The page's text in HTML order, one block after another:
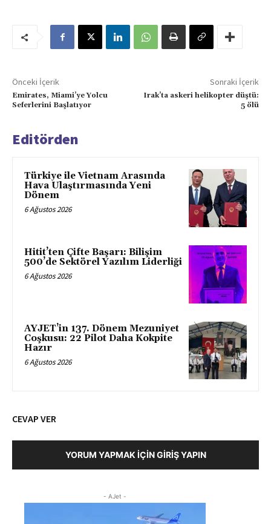
Önceki İçerik
Emirates, Miami’ye Yolcu
Seferlerini Başlatıyor
Sonraki İçerik
Irak’ta askeri helikopter düştü:
5 ölü
Editörden
Türkiye ile Vietnam Arasında
Hava Ulaştırmasında Yeni
Dönem
6 Ağustos 2026
Hitit’ten Çifte Başarı: Bilişim
500’de Sektörel Yazılım Liderliği
6 Ağustos 2026
AYJET’in 137. Dönem Mezuniyet
Coşkusu: 22 Pilot Daha Kokpite
Hazır
6 Ağustos 2026
CEVAP VER
YORUM YAPMAK İÇIN GIRIŞ YAPIN
- AJet -